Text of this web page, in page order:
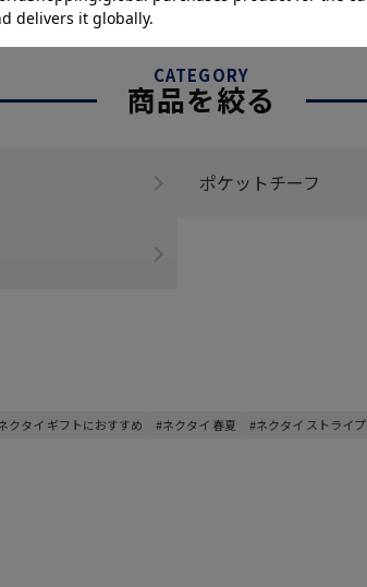
CATEGORY
商品を絞る
ポケットチーフ
クタイ ギフトにおすすめ #ネクタイ 春夏 #ネクタイ ストライプ